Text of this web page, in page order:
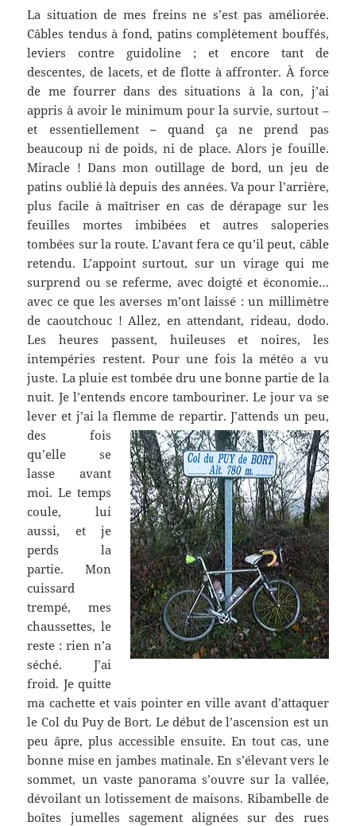
La situation de mes freins ne s’est pas améliorée.
Câbles tendus à fond, patins complètement bouffés,
leviers contre guidoline ; et encore tant de
descentes, de lacets, et de flotte à affronter. À force
de me fourrer dans des situations à la con, j’ai
appris à avoir le minimum pour la survie, surtout –
et essentiellement – quand ça ne prend pas
beaucoup ni de poids, ni de place. Alors je fouille.
Miracle ! Dans mon outillage de bord, un jeu de
patins oublié là depuis des années. Va pour l’arrière,
plus facile à maîtriser en cas de dérapage sur les
feuilles mortes imbibées et autres saloperies
tombées sur la route. L’avant fera ce qu’il peut, câble
retendu. L’appoint surtout, sur un virage qui me
surprend ou se referme, avec doigté et économie…
avec ce que les averses m’ont laissé : un millimètre
de caoutchouc ! Allez, en attendant, rideau, dodo.
Les heures passent, huileuses et noires, les
intempéries restent. Pour une fois la météo a vu
juste. La pluie est tombée dru une bonne partie de la
nuit. Je l’entends encore tambouriner. Le jour va se
lever et j’ai la flemme de repartir.J’attends un peu,
des fois
qu’elle se
lasse avant
moi. Le temps
coule, lui
aussi, et je
perds la
partie. Mon
cuissard
trempé, mes
chaussettes, le
reste : rien n’a
séché. J’ai
froid. Je quitte
ma cachette et vais pointer en ville avant d’attaquer
le Col du Puy de Bort. Le début de l’ascension est un
peu âpre, plus accessible ensuite. En tout cas, une
bonne mise en jambes matinale. En s’élevant vers le
sommet, un vaste panorama s’ouvre sur la vallée,
dévoilant un lotissement de maisons. Ribambelle de
boîtes jumelles sagement alignées sur des rues